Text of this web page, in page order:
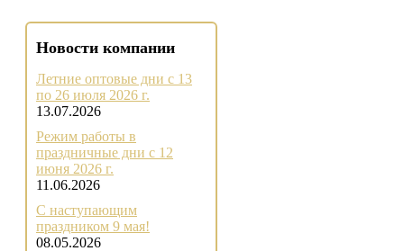
Новости компании
Летние оптовые дни с 13
по 26 июля 2026 г.
13.07.2026
Режим работы в
праздничные дни с 12
июня 2026 г.
11.06.2026
С наступающим
праздником 9 мая!
08.05.2026